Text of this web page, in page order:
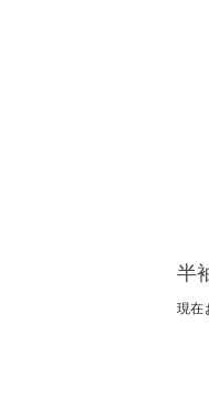
半
現在